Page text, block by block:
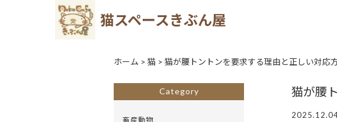
猫スペースきぶん屋
ホーム > 猫 > 猫が腰トントンを要求する理由と正しい対応方
猫が腰
Category
畜産動物